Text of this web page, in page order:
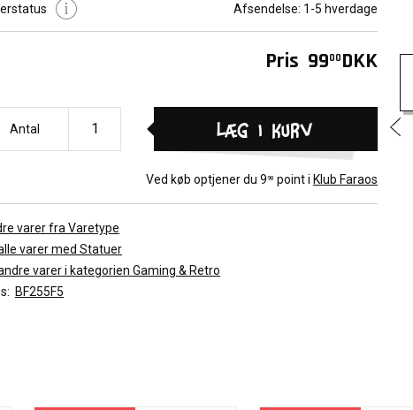
Afsendelse: 1-5 hverdage
Pris 9900 DKK
Antal Læg i kurv
Ved køb optjener du 990 point i Klub Faraos
varer fra Varetype
varer med Statuer
varer i kategorien Gaming & Retro
BF255F5